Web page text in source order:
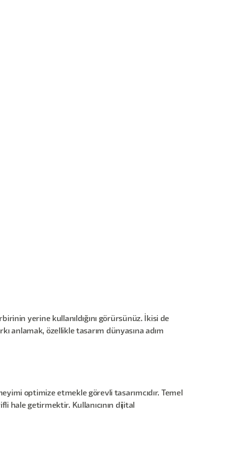
yerine kullanıldığını görürsünüz. İkisi de
anlamak, özellikle tasarım dünyasına adım
optimize etmekle görevli tasarımcıdır. Temel
hale getirmektir. Kullanıcının dijital